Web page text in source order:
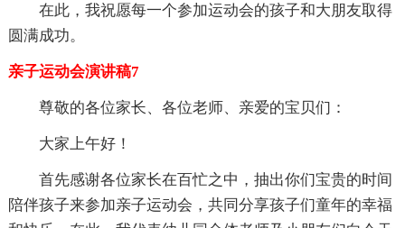
在此，我祝愿每一个参加运动会的孩子和大朋友取得
圆满成功。
亲子运动会演讲稿7
尊敬的各位家长、各位老师、亲爱的宝贝们：
大家上午好！
首先感谢各位家长在百忙之中，抽出你们宝贵的时间
陪伴孩子来参加亲子运动会，共同分享孩子们童年的幸福